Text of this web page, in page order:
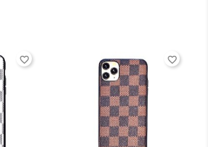
favorite_border favorite_border